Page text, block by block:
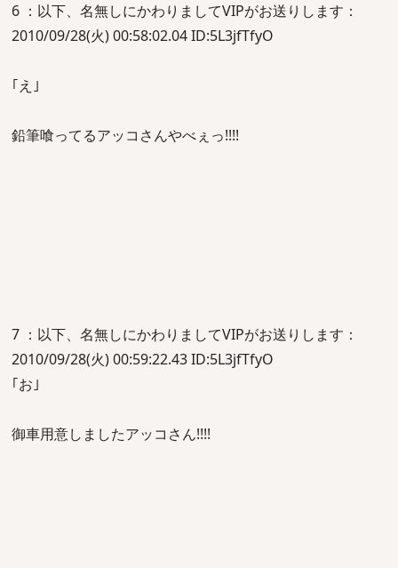
6 ：以下、名無しにかわりましてVIPがお送りします：
2010/09/28(火) 00:58:02.04 ID:5L3jfTfyO
｢え｣
鉛筆喰ってるアッコさんやべぇっ!!!!
7 ：以下、名無しにかわりましてVIPがお送りします：
2010/09/28(火) 00:59:22.43 ID:5L3jfTfyO
｢お｣
御車用意しましたアッコさん!!!!